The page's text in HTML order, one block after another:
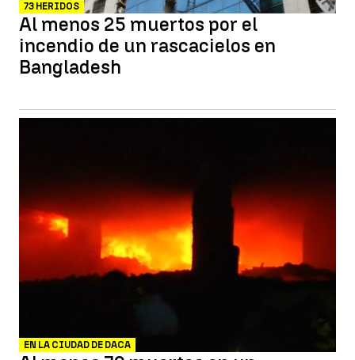
73 HERIDOS
Al menos 25 muertos por el
incendio de un rascacielos en
Bangladesh
EN LA CIUDAD DE DACA